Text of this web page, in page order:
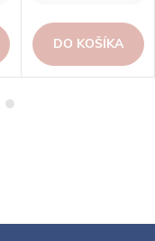
DO KOŠÍKA